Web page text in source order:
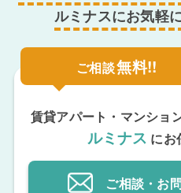
ルミナスにお気軽
ご相談無料!!
賃貸アパート・マンショ
ルミナス にお
ご相談・お